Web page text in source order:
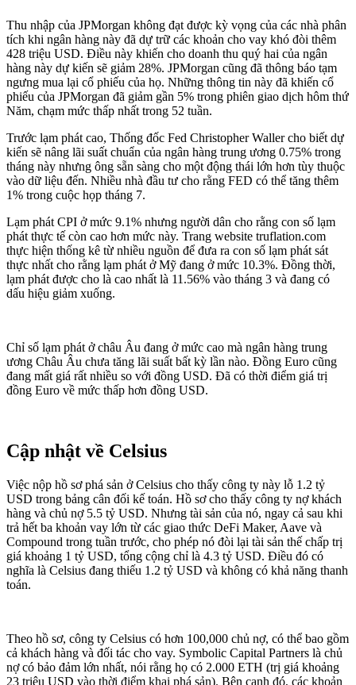
Thu nhập của JPMorgan không đạt được kỳ vọng của các nhà phân
tích khi ngân hàng này đã dự trữ các khoản cho vay khó đòi thêm
428 triệu USD. Điều này khiến cho doanh thu quý hai của ngân
hàng này dự kiến sẽ giảm 28%. JPMorgan cũng đã thông báo tạm
ngưng mua lại cổ phiếu của họ. Những thông tin này đã khiến cổ
phiếu của JPMorgan đã giảm gần 5% trong phiên giao dịch hôm thứ
Năm, chạm mức thấp nhất trong 52 tuần.
Trước lạm phát cao, Thống đốc Fed Christopher Waller cho biết dự
kiến ​​sẽ nâng lãi suất chuẩn của ngân hàng trung ương 0.75% trong
tháng này nhưng ông sẵn sàng cho một động thái lớn hơn tùy thuộc
vào dữ liệu đến. Nhiều nhà đầu tư cho rằng FED có thể tăng thêm
1% trong cuộc họp tháng 7.
Lạm phát CPI ở mức 9.1% nhưng người dân cho rằng con số lạm
phát thực tế còn cao hơn mức này. Trang website truflation.com
thực hiện thống kê từ nhiều nguồn để đưa ra con số lạm phát sát
thực nhất cho rằng lạm phát ở Mỹ đang ở mức 10.3%. Đồng thời,
lạm phát được cho là cao nhất là 11.56% vào tháng 3 và đang có
dấu hiệu giảm xuống.
Chỉ số lạm phát ở châu Âu đang ở mức cao mà ngân hàng trung
ương Châu Âu chưa tăng lãi suất bất kỳ lần nào. Đồng Euro cũng
đang mất giá rất nhiều so với đồng USD. Đã có thời điểm giá trị
đồng Euro về mức thấp hơn đồng USD.
Cập nhật về Celsius
Việc nộp hồ sơ phá sản ở Celsius cho thấy công ty này lỗ 1.2 tỷ
USD trong bảng cân đối kế toán. Hồ sơ cho thấy công ty nợ khách
hàng và chủ nợ 5.5 tỷ USD. Nhưng tài sản của nó, ngay cả sau khi
trả hết ba khoản vay lớn từ các giao thức DeFi Maker, Aave và
Compound trong tuần trước, cho phép nó đòi lại tài sản thế chấp trị
giá khoảng 1 tỷ USD, tổng cộng chỉ là 4.3 tỷ USD. Điều đó có
nghĩa là Celsius đang thiếu 1.2 tỷ USD và không có khả năng thanh
toán.
Theo hồ sơ, công ty Celsius có hơn 100,000 chủ nợ, có thể bao gồm
cả khách hàng và đối tác cho vay. Symbolic Capital Partners là chủ
nợ có bảo đảm lớn nhất, nói rằng họ có 2.000 ETH (trị giá khoảng
23 triệu USD vào thời điểm khai phá sản). Bên cạnh đó, các khoản